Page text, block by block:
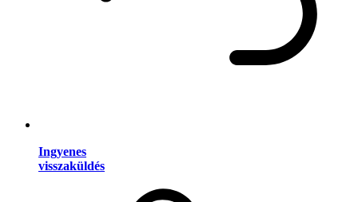
Ingyenes
visszaküldés